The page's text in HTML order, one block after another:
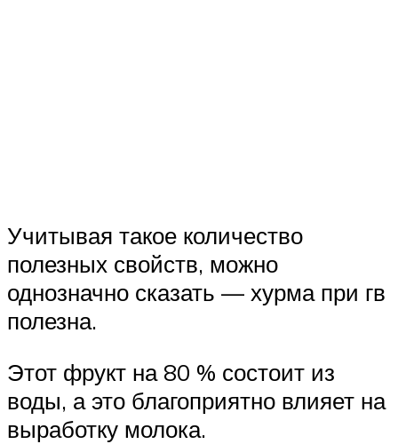
Учитывая такое количество
полезных свойств, можно
однозначно сказать — хурма при гв
полезна.
Этот фрукт на 80 % состоит из
воды, а это благоприятно влияет на
выработку молока.